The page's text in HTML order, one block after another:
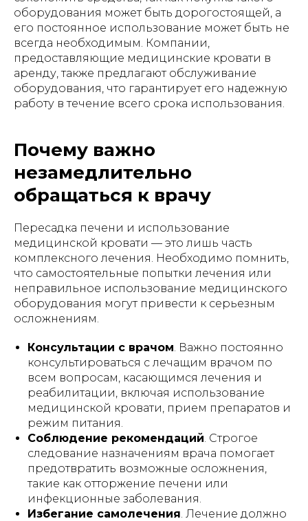
оборудования может быть дорогостоящей, а
его постоянное использование может быть не
всегда необходимым. Компании,
предоставляющие медицинские кровати в
аренду, также предлагают обслуживание
оборудования, что гарантирует его надежную
работу в течение всего срока использования.
Почему важно
незамедлительно
обращаться к врачу
Пересадка печени и использование
медицинской кровати — это лишь часть
комплексного лечения. Необходимо помнить,
что самостоятельные попытки лечения или
неправильное использование медицинского
оборудования могут привести к серьезным
осложнениям.
Консультации с врачом. Важно постоянно
консультироваться с лечащим врачом по
всем вопросам, касающимся лечения и
реабилитации, включая использование
медицинской кровати, прием препаратов и
режим питания.
Соблюдение рекомендаций. Строгое
следование назначениям врача помогает
предотвратить возможные осложнения,
такие как отторжение печени или
инфекционные заболевания.
Избегание самолечения. Лечение должно